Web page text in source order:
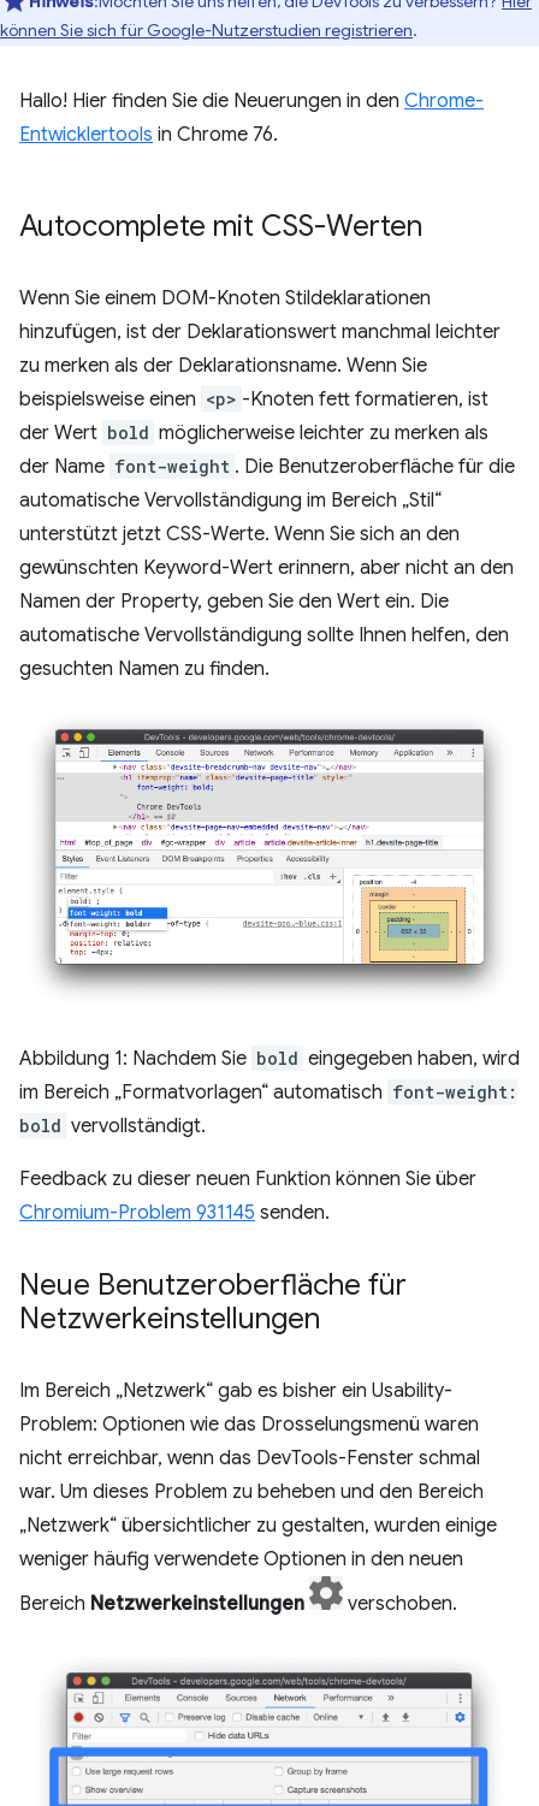
können Sie sich für Google-Nutzerstudien registrieren.
Hallo! Hier finden Sie die Neuerungen in den Chrome-
Entwicklertools in Chrome 76.
Autocomplete mit CSS-Werten
Wenn Sie einem DOM-Knoten Stildeklarationen
hinzufügen, ist der Deklarationswert manchmal leichter
zu merken als der Deklarationsname. Wenn Sie
beispielsweise einen <p> -Knoten fett formatieren, ist
der Wert bold möglicherweise leichter zu merken als
der Name font-weight . Die Benutzeroberfläche für die
automatische Vervollständigung im Bereich „Stil“
unterstützt jetzt CSS-Werte. Wenn Sie sich an den
gewünschten Keyword-Wert erinnern, aber nicht an den
Namen der Property, geben Sie den Wert ein. Die
automatische Vervollständigung sollte Ihnen helfen, den
gesuchten Namen zu finden.
Abbildung 1: Nachdem Sie bold eingegeben haben, wird
im Bereich „Formatvorlagen“ automatisch font-weight:
bold vervollständigt.
Feedback zu dieser neuen Funktion können Sie über
Chromium-Problem 931145 senden.
Neue Benutzeroberfläche für
Netzwerkeinstellungen
Im Bereich „Netzwerk“ gab es bisher ein Usability-
Problem: Optionen wie das Drosselungsmenü waren
nicht erreichbar, wenn das DevTools-Fenster schmal
war. Um dieses Problem zu beheben und den Bereich
„Netzwerk“ übersichtlicher zu gestalten, wurden einige
weniger häufig verwendete Optionen in den neuen
Bereich Netzwerkeinstellungen verschoben.